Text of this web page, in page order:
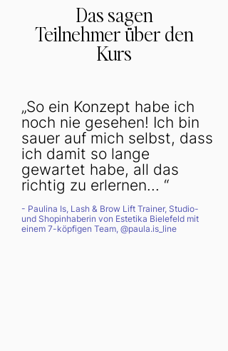
Das sagen
Teilnehmer über den
Kurs
„So ein Konzept habe ich
noch nie gesehen! Ich bin
sauer auf mich selbst, dass
ich damit so lange
gewartet habe, all das
richtig zu erlernen... “
- Paulina Is, Lash & Brow Lift Trainer, Studio-
und Shopinhaberin von Estetika Bielefeld mit
einem 7-köpfigen Team, @paula.is_line